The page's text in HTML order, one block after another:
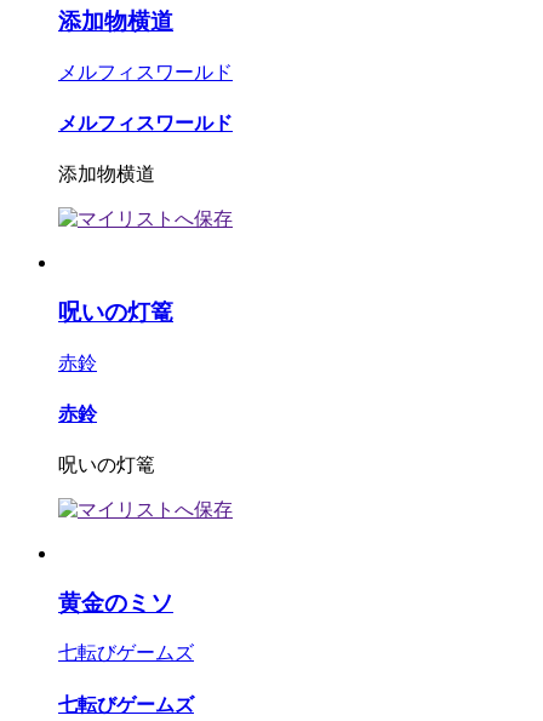
添加物横道
メルフィスワールド
メルフィスワールド
添加物横道
呪いの灯篭
赤鈴
赤鈴
呪いの灯篭
黄金のミソ
七転びゲームズ
七転びゲームズ